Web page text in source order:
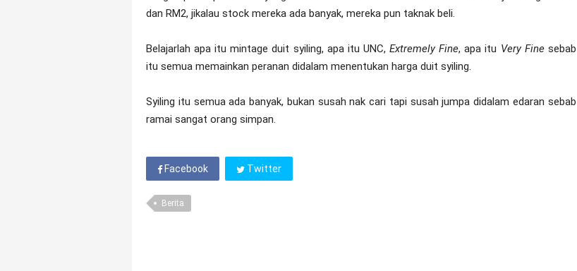
dan RM2, jikalau stock mereka ada banyak, mereka pun taknak beli.
Belajarlah apa itu mintage duit syiling, apa itu UNC,Extremely Fine, apa itu Very Finesebab
itu semua memainkan peranan didalam menentukan harga duit syiling.
Syiling itu semua ada banyak, bukan susah nak cari tapi susah jumpa didalam edaran sebab
ramai sangat orang simpan.
Facebook Twitter
Berita